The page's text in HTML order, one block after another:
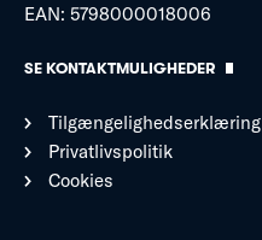
EAN: 5798000018006
SE KONTAKTMULIGHEDER
Tilgængelighedserklæring
Privatlivspolitik
Cookies